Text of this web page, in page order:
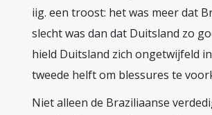
iig. een troost: het was meer dat
slecht was dan dat Duitsland zo
hield Duitsland zich ongetwijfeld
tweede helft om blessures te
Niet alleen de Braziliaanse